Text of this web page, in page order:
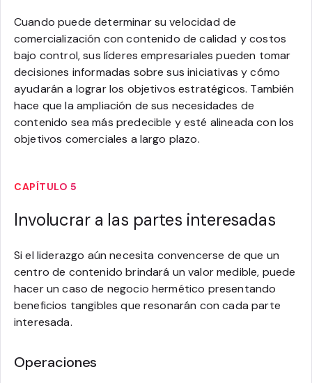
Cuando puede determinar su velocidad de
comercialización con contenido de calidad y costos
bajo control, sus líderes empresariales pueden tomar
decisiones informadas sobre sus iniciativas y cómo
ayudarán a lograr los objetivos estratégicos. También
hace que la ampliación de sus necesidades de
contenido sea más predecible y esté alineada con los
objetivos comerciales a largo plazo.
CAPÍTULO 5
Involucrar a las partes interesadas
Si el liderazgo aún necesita convencerse de que un
centro de contenido brindará un valor medible, puede
hacer un caso de negocio hermético presentando
beneficios tangibles que resonarán con cada parte
interesada.
Operaciones